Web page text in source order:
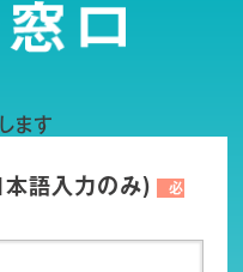
ます
本語入力のみ)
必